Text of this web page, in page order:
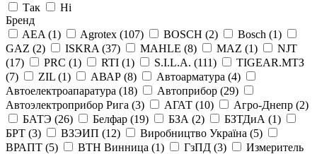
Так
Ні
Бренд
AEA (1) Agrotex (107) BOSCH (2) Bosсh (1)
GAZ (2) ISKRA (37) MAHLE (8) MAZ (1)
NJT
(17)
PRC (1) RTI (1) S.I.L.A. (111)
TIGEAR.МТЗ
(7)
ZIL (1) АВАР (8) Автоарматура (4)
Автоелектроапаратура (18) Автоприбор (29)
Автоэлектроприбор Рига (3) АГАТ (10) Агро-Днепр (2)
БАТЭ (26) Белфар (19) БЗА (2) БЗТДиА (1)
БРТ (3) ВЗЭИП (12) Виробництво Україна (5)
ВРАПТ (5) ВТН Винница (1) ГзПД (3)
Измеритель